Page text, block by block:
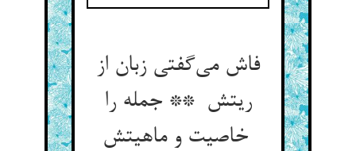
فاش می‌گفتی زبان از
ریتش ** جمله را
خاصیت و ماهیتش